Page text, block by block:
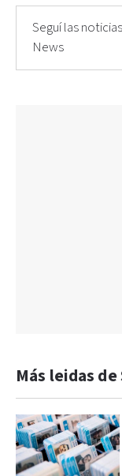
Seguí las
News
Más leidas